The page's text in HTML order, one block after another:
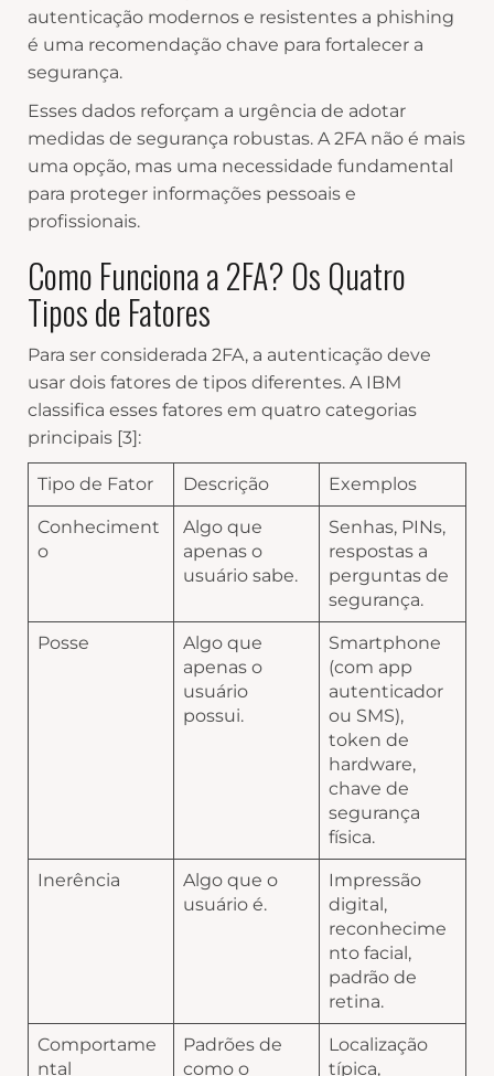
autenticação modernos e resistentes a phishing
é uma recomendação chave para fortalecer a
segurança.
Esses dados reforçam a urgência de adotar
medidas de segurança robustas. A 2FA não é mais
uma opção, mas uma necessidade fundamental
para proteger informações pessoais e
profissionais.
Como Funciona a 2FA? Os Quatro
Tipos de Fatores
Para ser considerada 2FA, a autenticação deve
usar dois fatores de tipos diferentes. A IBM
classifica esses fatores em quatro categorias
principais [3]:
Tipo de Fator Descrição Exemplos
Conheciment
o
Algo que
apenas o
usuário sabe.
Senhas, PINs,
respostas a
perguntas de
segurança.
Posse
Algo que
apenas o
usuário
possui.
Smartphone
(com app
autenticador
ou SMS),
token de
hardware,
chave de
segurança
física.
Inerência
Algo que o
usuário é.
Impressão
digital,
reconhecime
nto facial,
padrão de
retina.
Comportame
ntal
Padrões de
como o
Localização
típica,